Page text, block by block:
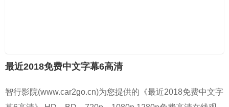
最近2018免费中文字幕6高清
智行影院(www.car2go.cn)为您提供的《最近2018免费中文字